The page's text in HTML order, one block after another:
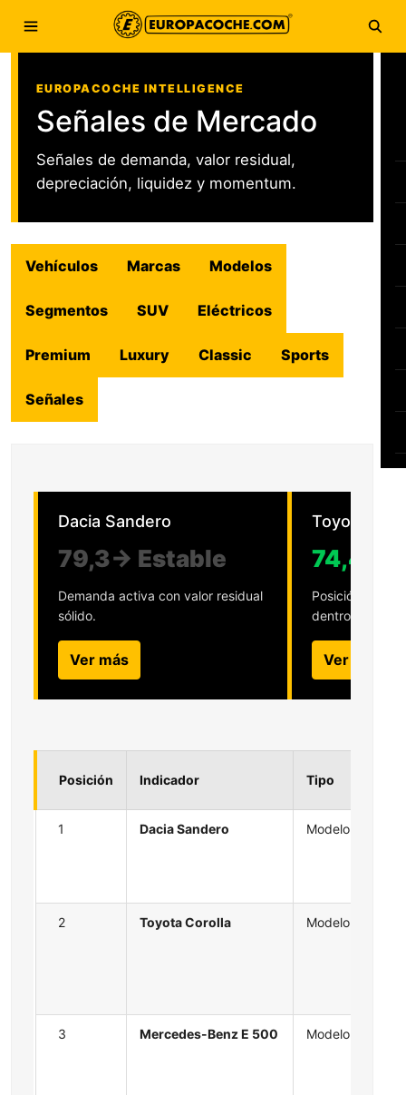
Saltar al contenido
Abrir menú
EUROPACOCHE INTELLIGENCE
Señales de Mercado
Señales de demanda, valor residual,
depreciación, liquidez y momentum.
Vehículos Marcas Modelos
Segmentos SUV Eléctricos
Premium Luxury Classic Sports
Señales
Dacia Sandero
79,3→ Estable
Demanda activa con valor residual
sólido.
Ver más
Toyota
74,4
Posición
dentro del
Ver más
Posición Indicador Tipo
1 Dacia Sandero Modelo
2 Toyota Corolla Modelo
3 Mercedes-Benz E 500 Modelo